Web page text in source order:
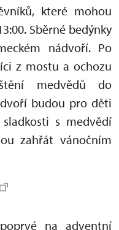
které mohou
Sběrné bedýnky
nádvoří. Po
z mostu a ochozu
medvědů do
budou pro děti
s medvědí
zahřát vánočním
na adventní